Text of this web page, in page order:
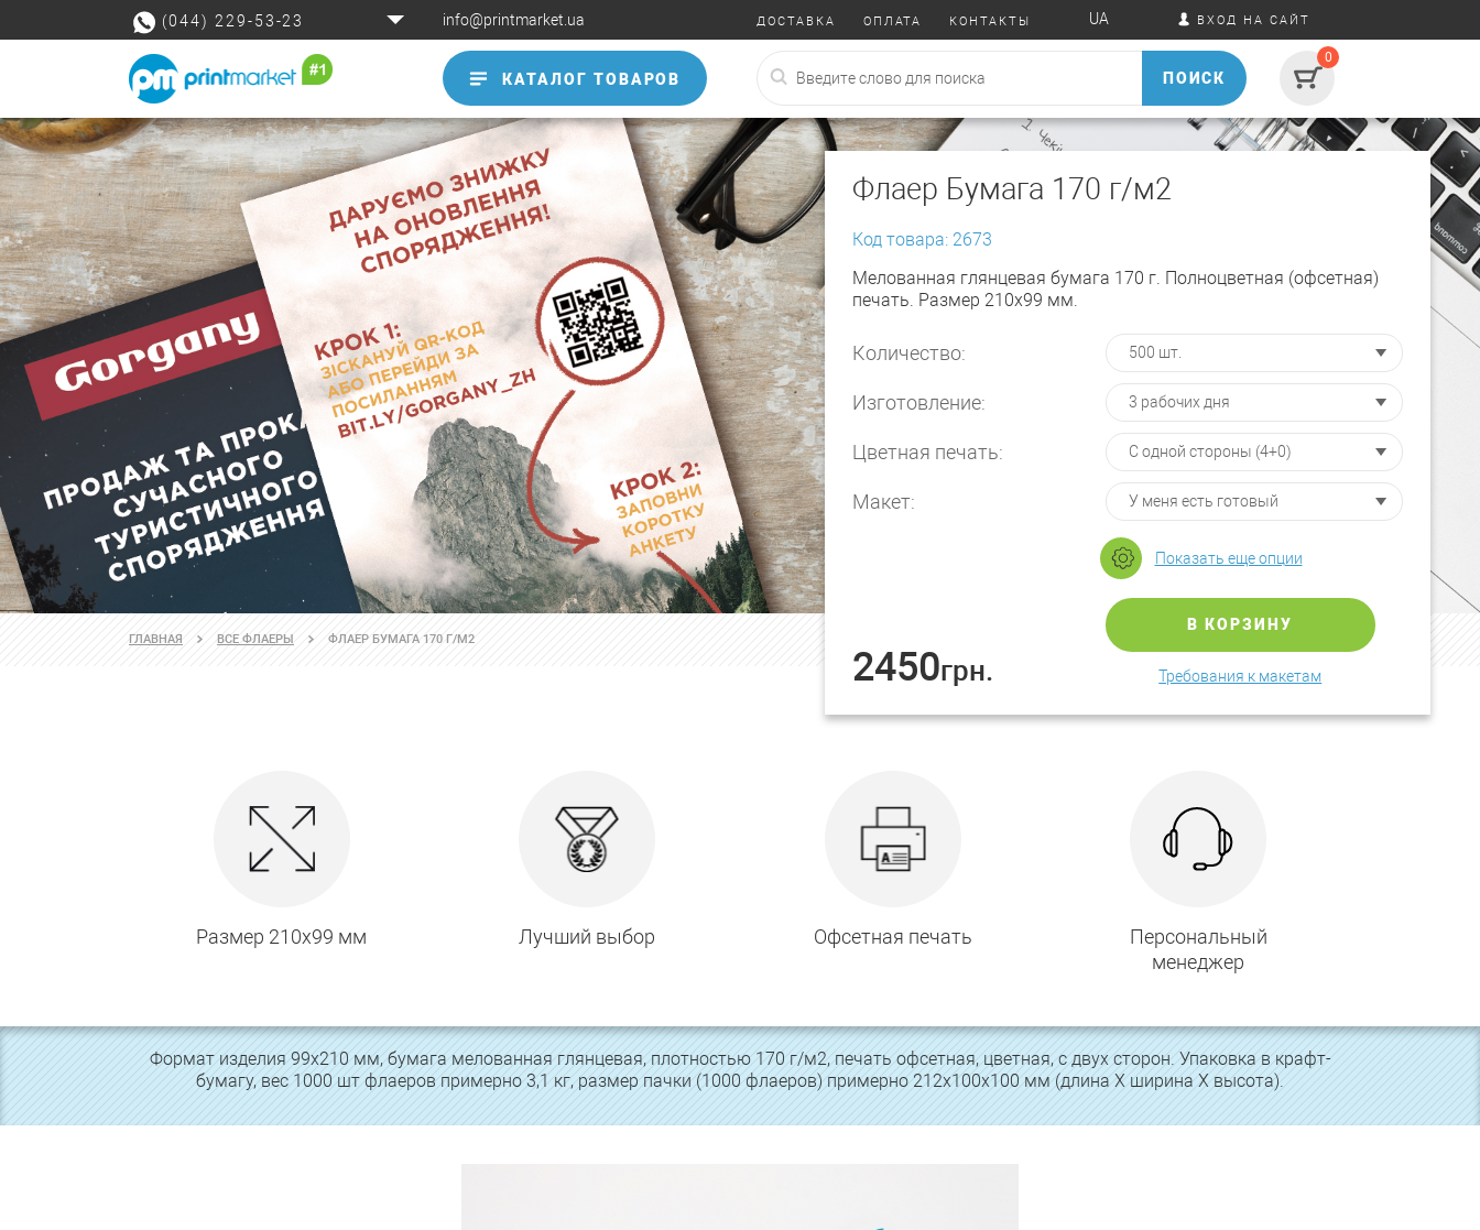
(044) 229-53-23 info@printmarket.ua ДОСТАВКА ОПЛАТА КОНТАКТЫ UA ВХОД НА САЙТ
КАТАЛОГ ТОВАРОВ ПОИСК
0
Флаер Бумага 170 г/м2
Код товара: 2673
Мелованная глянцевая бумага 170 г. Полноцветная (офсетная)
печать. Размер 210х99 мм.
Количество:
Изготовление:
Цветная печать:
Макет:
Показать еще опции
2450грн.
В КОРЗИНУ
Требования к макетам
ГЛАВНАЯ ВСЕ ФЛАЕРЫ ФЛАЕР БУМАГА 170 Г/М2
Размер 210х99 мм Лучший выбор Офсетная печать
Персональный
менеджер
Формат изделия 99х210 мм, бумага мелованная глянцевая, плотностью 170 г/м2, печать офсетная, цветная, с двух сторон. Упаковка в крафт-
бумагу, вес 1000 шт флаеров примерно 3,1 кг, размер пачки (1000 флаеров) примерно 212х100х100 мм (длина Х ширина Х высота).